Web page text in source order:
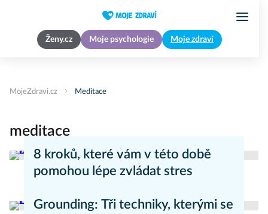
Ženy.cz Moje psychologie Moje zdraví
MojeZdravi.cz Meditace
meditace
8 kroků, které vám v této době
pomohou lépe zvládat stres
Grounding: Tři techniky, kterými se